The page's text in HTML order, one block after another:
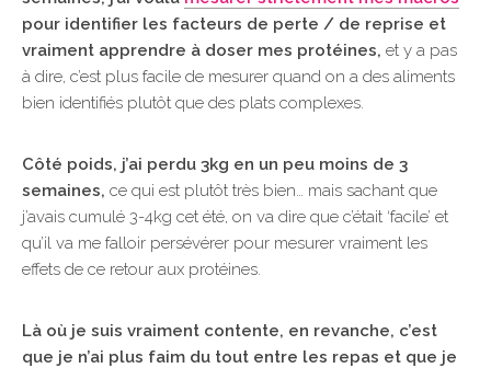
pour identifier les facteurs de perte / de reprise et
vraiment apprendre à doser mes protéines, et y a pas
à dire, c’est plus facile de mesurer quand on a des aliments
bien identifiés plutôt que des plats complexes.
Côté poids, j’ai perdu 3kg en un peu moins de 3
semaines, ce qui est plutôt très bien… mais sachant que
j’avais cumulé 3-4kg cet été, on va dire que c’était ‘facile’ et
qu’il va me falloir persévérer pour mesurer vraiment les
effets de ce retour aux protéines.
Là où je suis vraiment contente, en revanche, c’est
que je n’ai plus faim du tout entre les repas et que je